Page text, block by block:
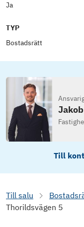
Ja
TYP
Bostadsrätt
Till
Till salu
Thorildsvägen 5